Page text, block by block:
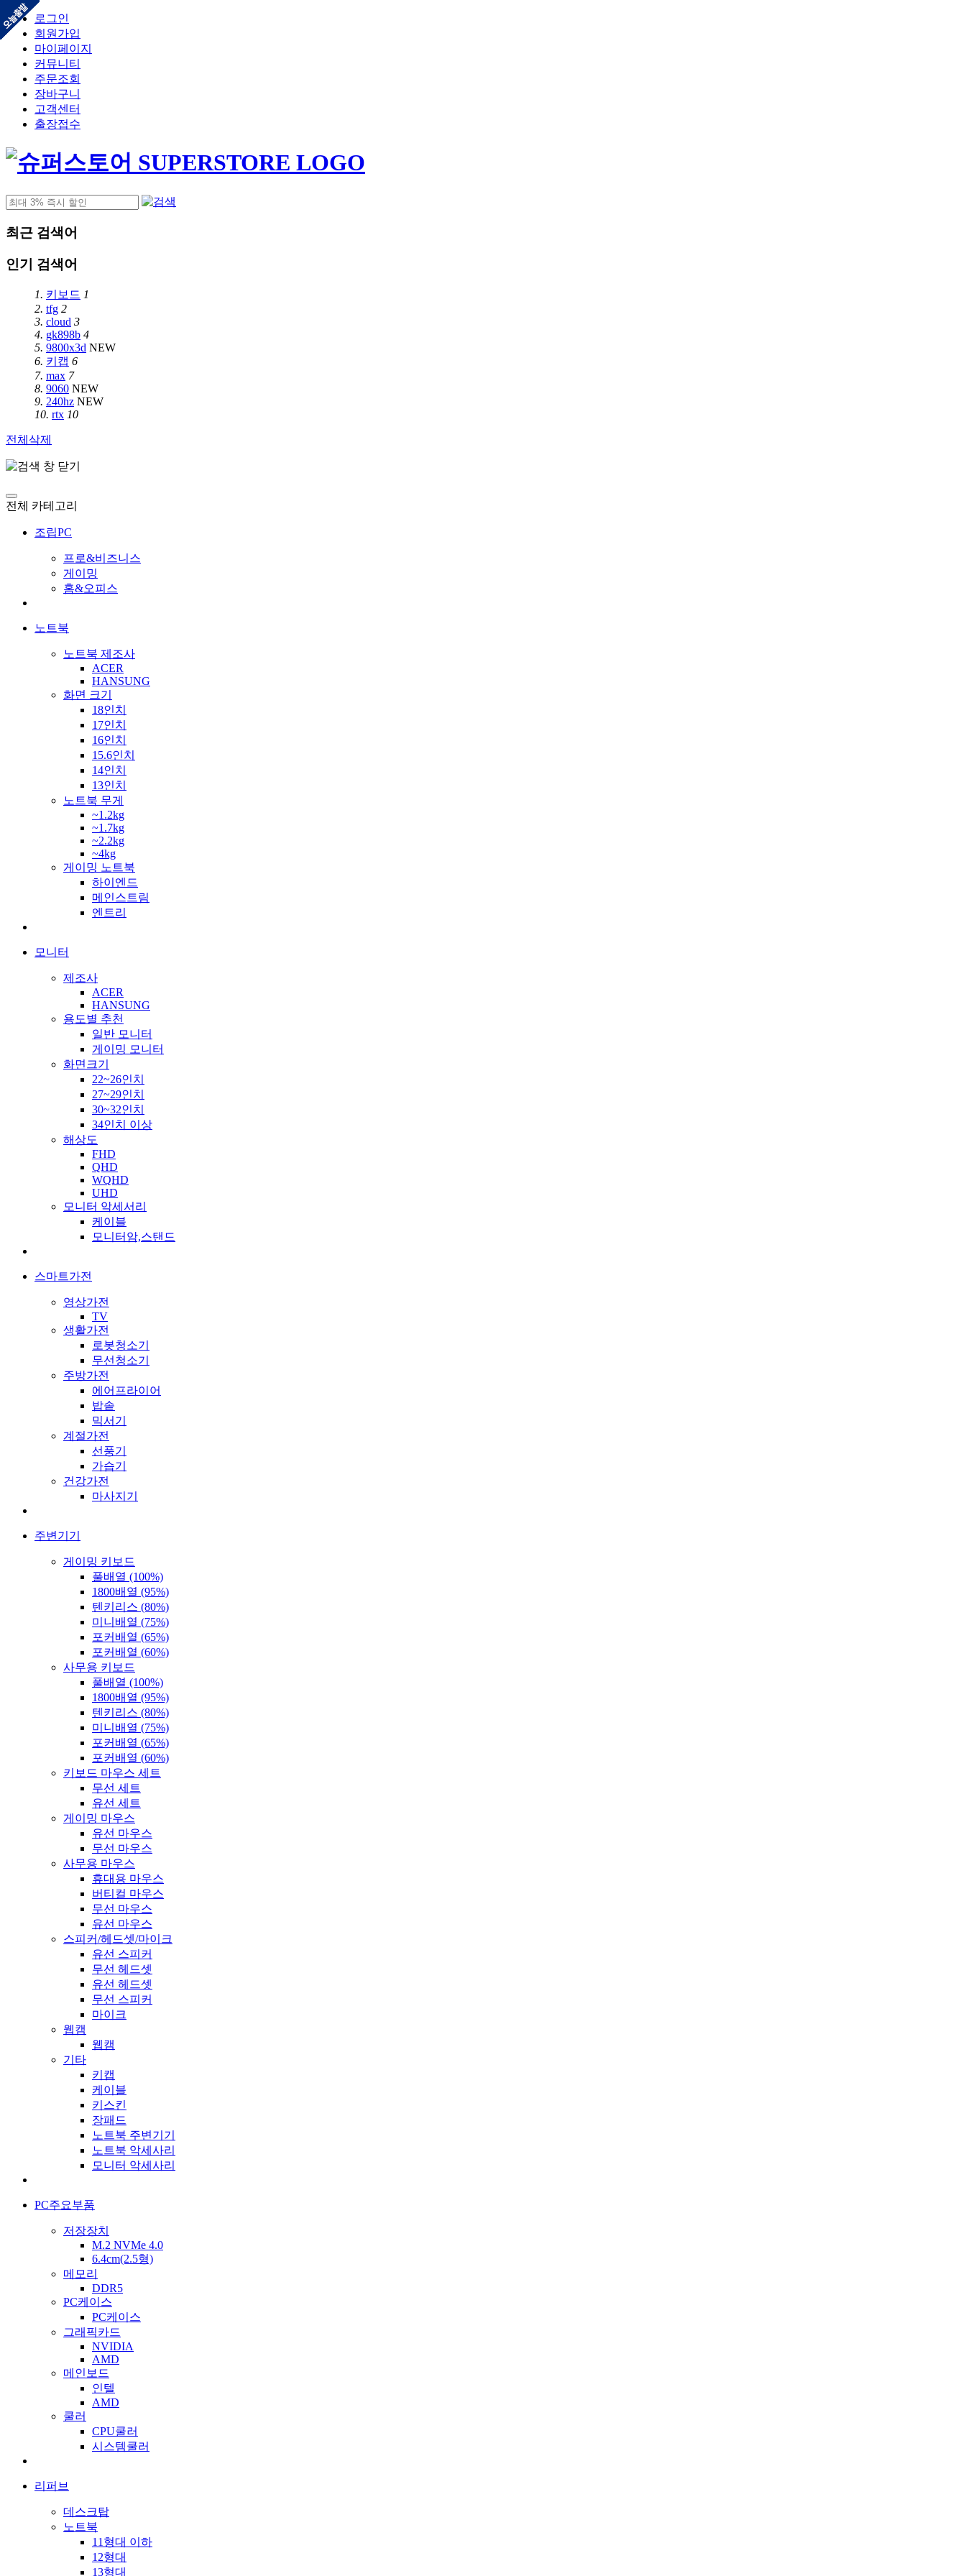
로그인
회원가입
마이페이지
커뮤니티
주문조회
장바구니
고객센터
출장접수
최근 검색어
인기 검색어
1. 키보드 1
2. tfg 2
3. cloud 3
4. gk898b 4
5. 9800x3d NEW
6. 키캡 6
7. max 7
8. 9060 NEW
9. 240hz NEW
10. rtx 10
전체삭제
전체 카테고리
조립PC
프로&비즈니스
게이밍
홈&오피스
노트북
노트북 제조사
ACER
HANSUNG
화면 크기
18인치
17인치
16인치
15.6인치
14인치
13인치
노트북 무게
~1.2kg
~1.7kg
~2.2kg
~4kg
게이밍 노트북
하이엔드
메인스트림
엔트리
모니터
제조사
ACER
HANSUNG
용도별 추천
일반 모니터
게이밍 모니터
화면크기
22~26인치
27~29인치
30~32인치
34인치 이상
해상도
FHD
QHD
WQHD
UHD
모니터 악세서리
케이블
모니터암,스탠드
스마트가전
영상가전
TV
생활가전
로봇청소기
무선청소기
주방가전
에어프라이어
밥솥
믹서기
계절가전
선풍기
가습기
건강가전
마사지기
주변기기
게이밍 키보드
풀배열 (100%)
1800배열 (95%)
텐키리스 (80%)
미니배열 (75%)
포커배열 (65%)
포커배열 (60%)
사무용 키보드
풀배열 (100%)
1800배열 (95%)
텐키리스 (80%)
미니배열 (75%)
포커배열 (65%)
포커배열 (60%)
키보드 마우스 세트
무선 세트
유선 세트
게이밍 마우스
유선 마우스
무선 마우스
사무용 마우스
휴대용 마우스
버티컬 마우스
무선 마우스
유선 마우스
스피커/헤드셋/마이크
유선 스피커
무선 헤드셋
유선 헤드셋
무선 스피커
마이크
웹캠
웹캠
기타
키캡
케이블
키스킨
장패드
노트북 주변기기
노트북 악세사리
모니터 악세사리
PC주요부품
저장장치
M.2 NVMe 4.0
6.4cm(2.5형)
메모리
DDR5
PC케이스
PC케이스
그래픽카드
NVIDIA
AMD
메인보드
인텔
AMD
쿨러
CPU쿨러
시스템쿨러
리퍼브
데스크탑
노트북
11형대 이하
12형대
13형대